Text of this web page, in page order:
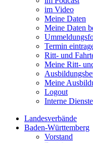
im Video
Meine Daten
Meine Daten
Termin
Ritt- und
Meine Ritt-
Meine
Logout
Interne Dienste
Landesverbände
Baden-Württemberg
Vorstand